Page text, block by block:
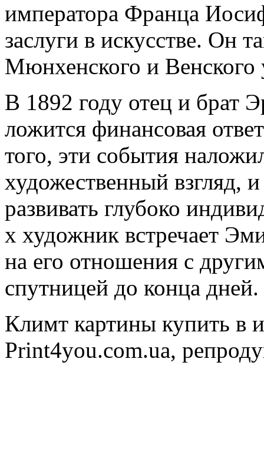
императора Франца
заслуги в искусстве. Он
Мюнхенского и Венского
В 1892 году отец и брат
ложится финансовая
того, эти события
художественный взгляд,
развивать глубоко
х художник встречает
на его отношения с
спутницей до конца дней.
Климт картины купить в
Print4you.com.ua,